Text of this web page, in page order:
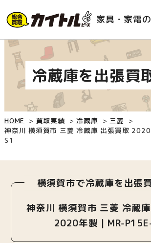
家具・家電
冷蔵庫を出張買
HOME 買取実績 冷蔵庫
三菱
神奈川 横須賀市 三菱 冷蔵庫 出張買取
S1
横須賀市で冷蔵庫を出張
神奈川 横須賀市 三菱 冷蔵
2020年製｜MR-